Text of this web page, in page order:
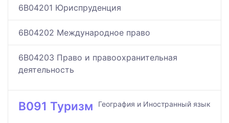
6B04201 Юриспруденция
6B04202 Международное право
6B04203 Право и правоохранительная
деятельность
B091 Туризм География и Иностранный язык